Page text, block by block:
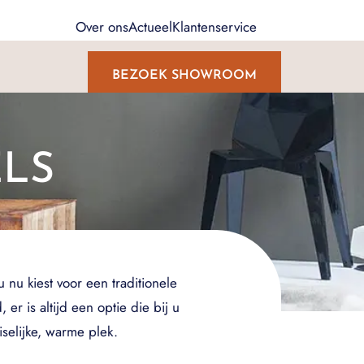
Over onsActueelKlantenservice
BEZOEK SHOWROOM
nu kiest voor een traditionele
er is altijd een optie die bij u
warme plek.